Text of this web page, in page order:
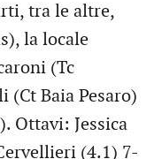
tra le altre,
la locale
(Tc
(Ct Baia Pesaro)
Ottavi: Jessica
(4.1) 7-